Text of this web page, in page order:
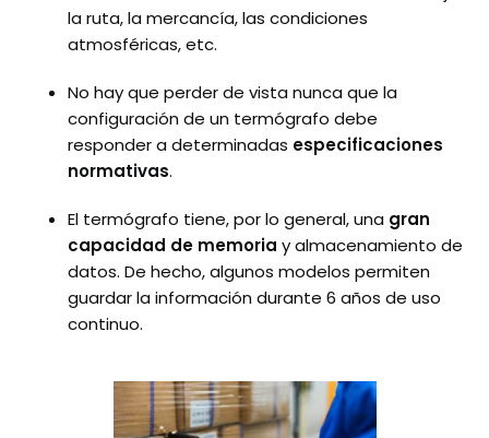
la ruta, la mercancía, las condiciones
atmosféricas, etc.
No hay que perder de vista nunca que la
configuración de un termógrafo debe
responder a determinadas especificaciones
normativas.
El termógrafo tiene, por lo general, una gran
capacidad de memoria y almacenamiento de
datos. De hecho, algunos modelos permiten
guardar la información durante 6 años de uso
continuo.